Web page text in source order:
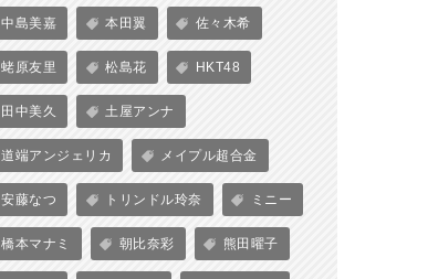
中島美嘉 本田翼 佐々木希
蛯原友里 松島花 HKT48
田中美久 土屋アンナ
道端アンジェリカ メイプル超合金
安藤なつ トリンドル玲奈 ミニー
橋本マナミ 朝比奈彩 熊田曜子